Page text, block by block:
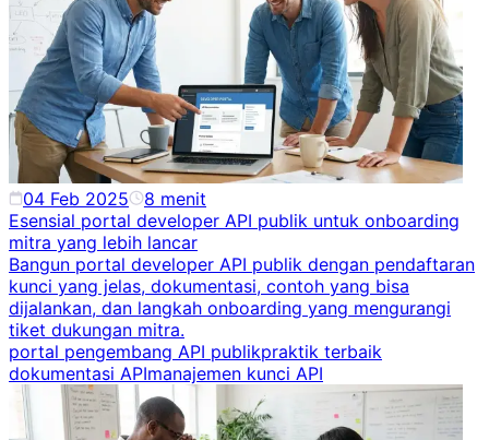
04 Feb 2025 8 menit
Esensial portal developer API publik untuk onboarding
mitra yang lebih lancar
Bangun portal developer API publik dengan pendaftaran
kunci yang jelas, dokumentasi, contoh yang bisa
dijalankan, dan langkah onboarding yang mengurangi
tiket dukungan mitra.
portal pengembang API publikpraktik terbaik
dokumentasi APImanajemen kunci API